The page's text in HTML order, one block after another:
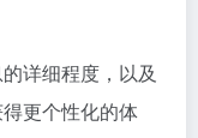
详细程度，以及
更个性化的体